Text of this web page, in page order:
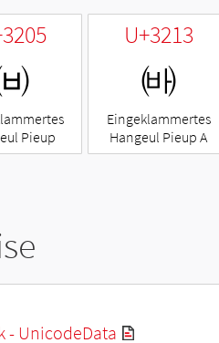
Pieup
U+3213
㈓
Eingeklammertes
Hangeul Pieup A
- UnicodeData